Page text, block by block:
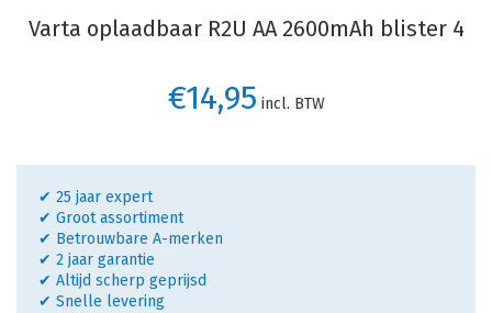
Varta oplaadbaar R2U AA 2600mAh blister 4
€14,95 incl. BTW
✔ 25 jaar expert
✔ Groot assortiment
✔ Betrouwbare A-merken
✔ 2 jaar garantie
✔ Altijd scherp geprijsd
✔ Snelle levering